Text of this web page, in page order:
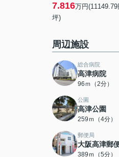
7.816万円(11149.79
坪)
周辺施設
総合病院
高津病院
96ｍ（2分）
公園
高津公園
259ｍ（4分）
郵便局
大阪高津郵
389ｍ（5分）